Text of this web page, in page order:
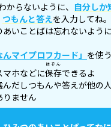
からないように、 自分しか
つもんと答えを入力してね。
いことばは忘れないよう
んマイプロフカード」 を使
マホなどに保存
ほぞん
できるよ
だしつもんや答えが他の
りません